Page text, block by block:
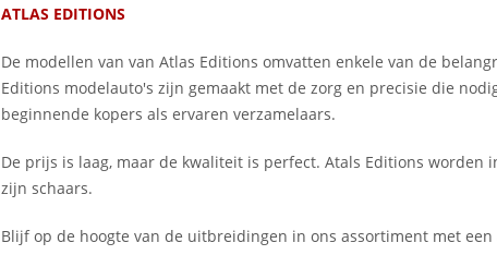
ATLAS EDITIONS
De modellen van van Atlas Editions omvatten enkele van de
Editions modelauto's zijn gemaakt met de zorg en precisie die
beginnende kopers als ervaren verzamelaars.
De prijs is laag, maar de kwaliteit is perfect. Atals Editions worden
zijn schaars.
Blijf op de hoogte van de uitbreidingen in ons assortiment met